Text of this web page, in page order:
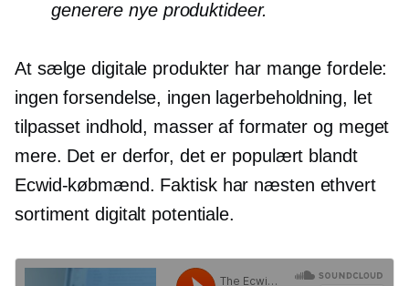
generere nye produktideer.
At sælge digitale produkter har mange fordele:
ingen forsendelse, ingen lagerbeholdning, let
tilpasset indhold, masser af formater og meget
mere. Det er derfor, det er populært blandt
Ecwid-købmænd. Faktisk har næsten ethvert
sortiment digitalt potentiale.